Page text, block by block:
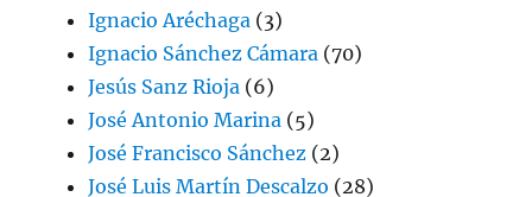
Ignacio Aréchaga (3)
Ignacio Sánchez Cámara (70)
Jesús Sanz Rioja (6)
José Antonio Marina (5)
José Francisco Sánchez (2)
José Luis Martín Descalzo (28)